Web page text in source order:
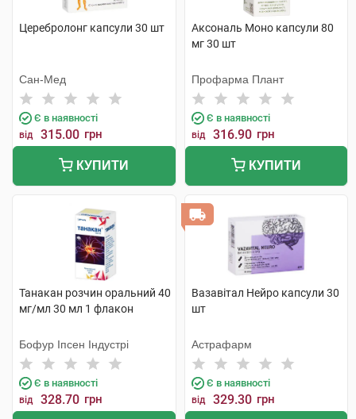
Церебролонг капсули 30 шт
Cан-Мед
Є в наявності
від 315.00 грн
КУПИТИ
Аксональ Моно капсули 80
мг 30 шт
Профарма Плант
Є в наявності
від 316.90 грн
КУПИТИ
Танакан розчин оральний 40
мг/мл 30 мл 1 флакон
Бофур Іпсен Індустрі
Є в наявності
від 328.70 грн
Вазавітал Нейро капсули 30
шт
Астрафарм
Є в наявності
від 329.30 грн